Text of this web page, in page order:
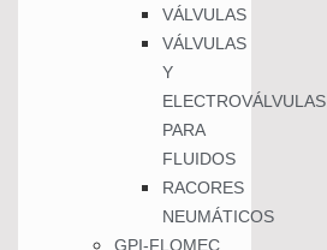
VÁLVULAS
VÁLVULAS
Y
ELECTROVÁLVULAS
PARA
FLUIDOS
RACORES
NEUMÁTICOS
GPI-FLOMEC